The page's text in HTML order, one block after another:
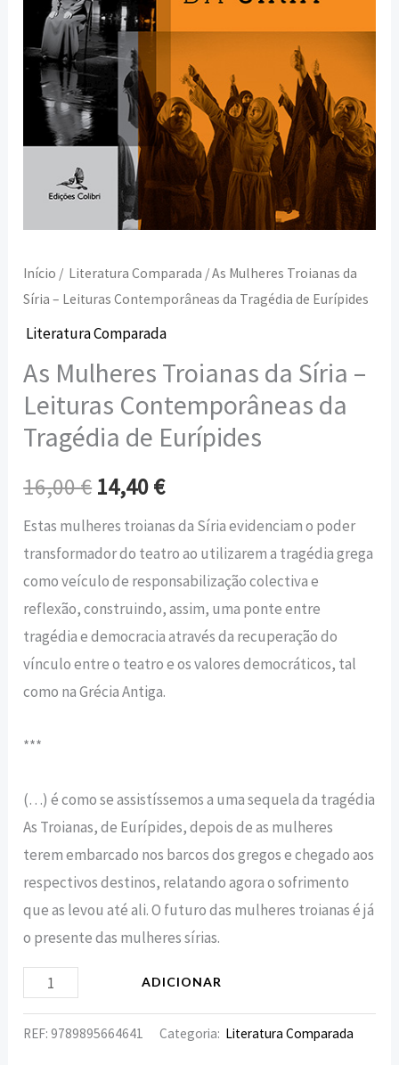
Início / Literatura Comparada / As Mulheres Troianas da
Síria – Leituras Contemporâneas da Tragédia de Eurípides
Literatura Comparada
As Mulheres Troianas da Síria –
Leituras Contemporâneas da
Tragédia de Eurípides
16,00€ 14,40€
Estas mulheres troianas da Síria evidenciam o poder
transformador do teatro ao utilizarem a tragédia grega
como veículo de responsabilização colectiva e
reflexão, construindo, assim, uma ponte entre
tragédia e democracia através da recuperação do
vínculo entre o teatro e os valores democráticos, tal
como na Grécia Antiga.
***
(…) é como se assistíssemos a uma sequela da tragédia
As Troianas, de Eurípides, depois de as mulheres
terem embarcado nos barcos dos gregos e chegado aos
respectivos destinos, relatando agora o sofrimento
que as levou até ali. O futuro das mulheres troianas é já
o presente das mulheres sírias.
Tragédia
de
Eurípides
ADICIONAR
REF:9789895664641 Categoria: Literatura Comparada